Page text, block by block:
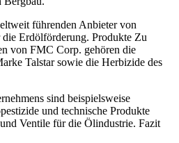
führenden Anbieter von
Erdölförderung. Produkte Zu
von FMC Corp. gehören die
Talstar sowie die Herbizide des
sind beispielsweise
und technische Produkte
Ventile für die Ölindustrie. Fazit